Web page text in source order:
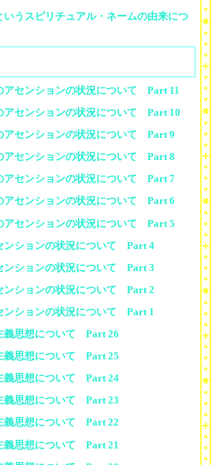
いうスピリチュアル・ネームの由来につ
アセンションの状況について Part 11
アセンションの状況について Part 10
アセンションの状況について Part 9
アセンションの状況について Part 8
アセンションの状況について Part 7
アセンションの状況について Part 6
アセンションの状況について Part 5
ンションの状況について Part 4
ンションの状況について Part 3
ンションの状況について Part 2
ンションの状況について Part 1
義思想について Part 26
義思想について Part 25
義思想について Part 24
義思想について Part 23
義思想について Part 22
義思想について Part 21